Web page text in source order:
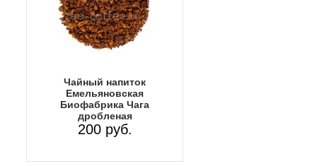
Чайный напиток
Емельяновская
Биофабрика Чага
дробленая
200 руб.